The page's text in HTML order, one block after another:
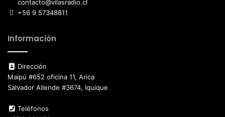
contacto@vilasradio.cl
+56 9 57348811
Información
Dirección
Maipú #652 oficina 11, Arica
Salvador Allende #3674, Iquique
Teléfonos